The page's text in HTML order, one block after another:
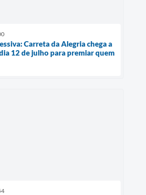
Carreta da Alegria chega a
12 de julho para premiar quem